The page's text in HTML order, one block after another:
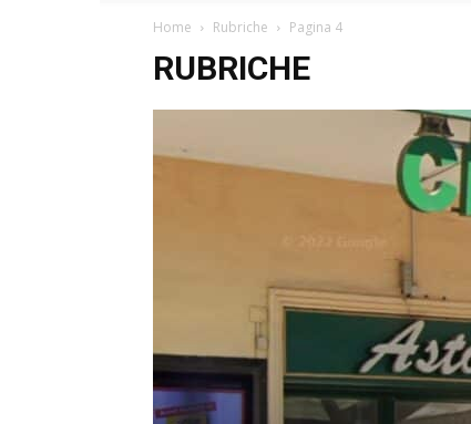
Home Rubriche Pagina 4
RUBRICHE